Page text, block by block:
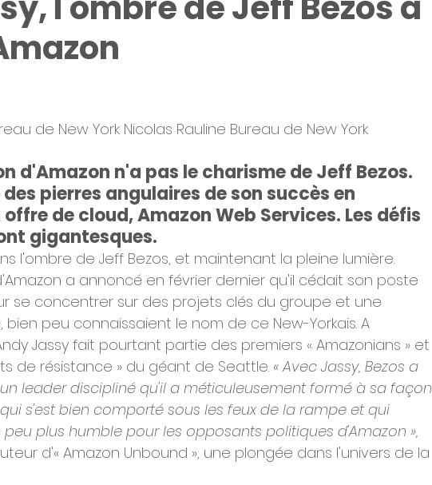
de New York Nicolas Rauline Bureau de New York
d'Amazon n'a pas le charisme de Jeff Bezos.
pierres angulaires de son succès en
de cloud, Amazon Web Services. Les défis
gigantesques.
l'ombre de Jeff Bezos, et maintenant la pleine lumière.
a annoncé en février dernier qu'il cédait son poste
se concentrer sur des projets clés du groupe et une
peu connaissaient le nom de ce New-Yorkais. A
Jassy fait pourtant partie des premiers « Amazonians » et
de résistance » du géant de Seattle. « Avec Jassy, Bezos a
leader discipliné qu'il a méticuleusement formé à sa façon
s'est bien comporté sous les feux de la rampe et qui
plus humble pour les opposants politiques d'Amazon »,
d'« Amazon Unbound », une plongée dans l'univers de la